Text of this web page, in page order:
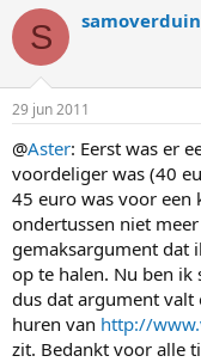
S samoverduin
29 jun 2011
@Aster: Eerst was er
voordeliger was (40
45 euro was voor een
ondertussen niet
gemaksargument dat
op te halen. Nu ben ik
dus dat argument valt
huren van http://
zit. Bedankt voor alle